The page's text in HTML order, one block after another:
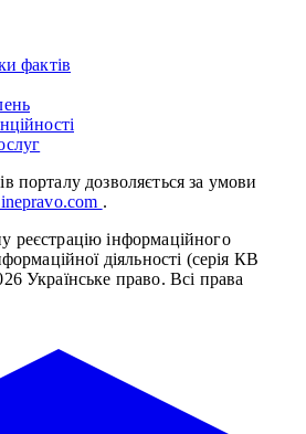
фактів
порталу дозволяється за умови
.
реєстрацію інформаційного
діяльності (серія КВ
Українське право. Всі права